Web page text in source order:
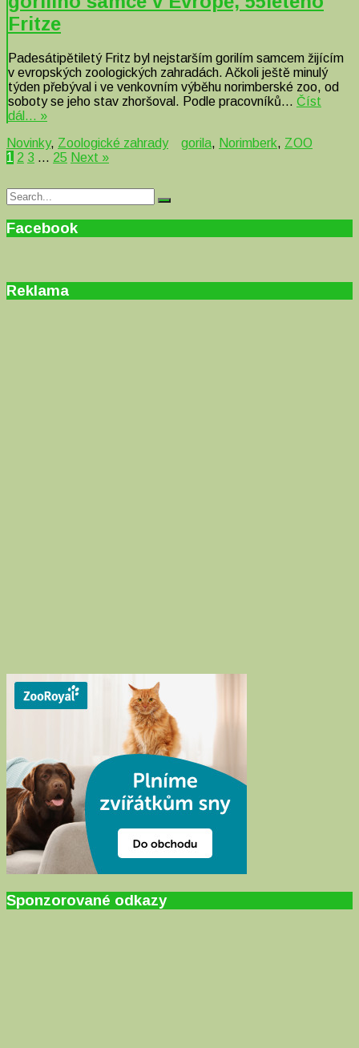
Fritze
Padesátipětiletý Fritz byl nejstarším gorilím samcem žijícím
v evropských zoologických zahradách. Ačkoli ještě minulý
týden přebýval i ve venkovním výběhu norimberské zoo, od
soboty se jeho stav zhoršoval. Podle pracovníků… Číst
dál… »
Novinky, Zoologické zahrady gorila, Norimberk, ZOO
1 2 3 … 25 Next »
Search
for:
Search
Facebook
Reklama
Sponzorované odkazy